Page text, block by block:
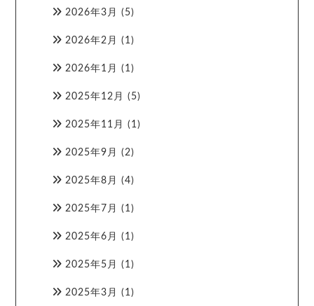
2026年3月 (5)
2026年2月 (1)
2026年1月 (1)
2025年12月 (5)
2025年11月 (1)
2025年9月 (2)
2025年8月 (4)
2025年7月 (1)
2025年6月 (1)
2025年5月 (1)
2025年3月 (1)